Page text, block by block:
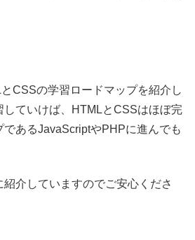
CSSの学習ロードマップを紹介し
していけば、HTMLとCSSはほぼ完
あるJavaScriptやPHPに進んでも
介していますのでご安心くださ